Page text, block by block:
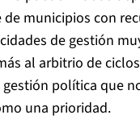
municipios con
de gestión
al arbitrio de
política que
una prioridad.